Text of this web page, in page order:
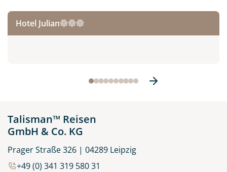
Hotel Julian
Talisman™ Reisen
GmbH & Co. KG
Prager Straße 326 | 04289 Leipzig
+49 (0) 341 319 580 31